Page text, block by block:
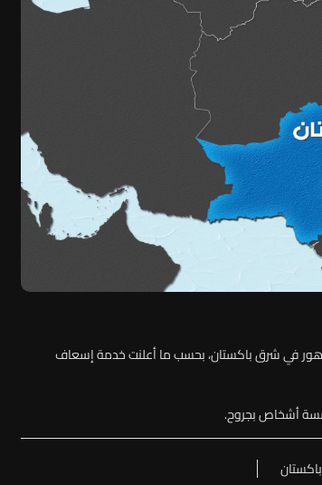
لاهور في شرق باكستان، بحسب ما أعلنت خدمة إسعاف
أشخاص بجروح.
باكستان